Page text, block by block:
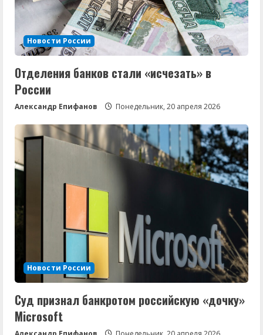
Новости России
Отделения банков стали «исчезать» в
России
Александр Епифанов Понедельник, 20 апреля 2026
Новости России
Суд признал банкротом российскую «дочку»
Microsoft